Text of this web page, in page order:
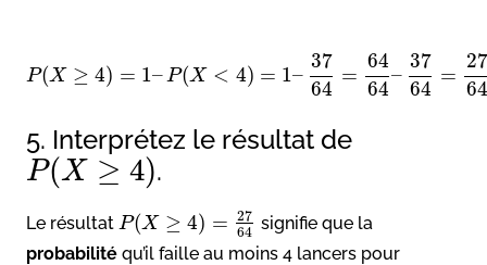
P(X ≥ 4) = 1–P(X < 4) = 1–
37
64
=
64
64
–
37
64
=
27
64
5. Interprétez le résultat de
P(X ≥ 4).
Le résultat P(X ≥ 4) = 27
64 signifie que la
probabilité qu’il faille au moins 4 lancers pour